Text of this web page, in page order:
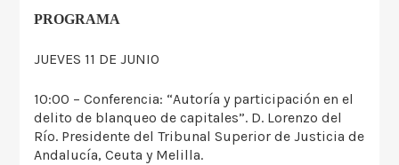
PROGRAMA
JUEVES 11 DE JUNIO
10:00 – Conferencia: “Autoría y participación en el
delito de blanqueo de capitales”. D. Lorenzo del
Río. Presidente del Tribunal Superior de Justicia de
Andalucía, Ceuta y Melilla.